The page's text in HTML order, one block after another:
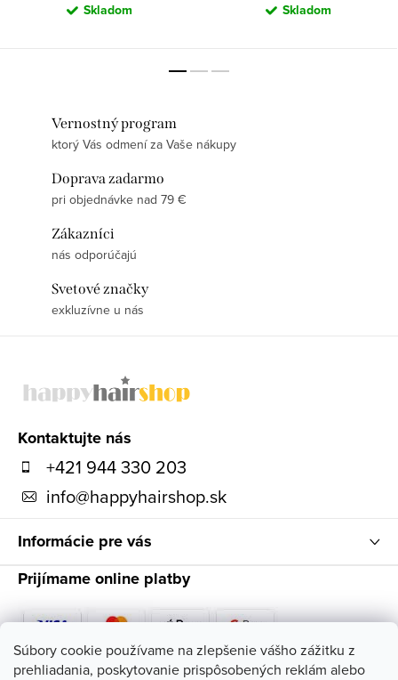
Súbory cookie používame na zlepšenie vášho zážitku z
prehliadania, poskytovanie prispôsobených reklám alebo
Skladom Skladom
Vernostný program
ktorý Vás odmení za Vaše nákupy
Doprava zadarmo
pri objednávke nad 79 €
Zákazníci
nás odporúčajú
Svetové značky
exkluzívne u nás
Kontaktujte nás
+421 944 330 203
info@happyhairshop.sk
Informácie pre vás
Prijímame online platby